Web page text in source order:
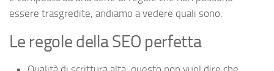
essere trasgredite, andiamo a vedere quali sono.
Le regole della SEO perfetta